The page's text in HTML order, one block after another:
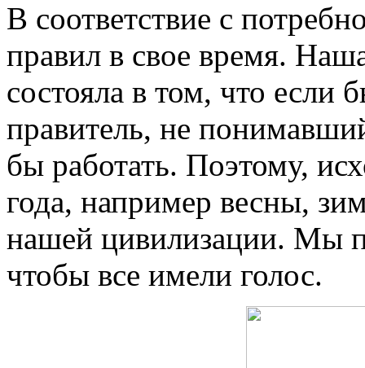
В соответствие с
правил в свое время.
состояла в том, что если
правитель, не
бы работать. Поэтому,
года, например весны,
нашей цивилизации. Мы
чтобы все имели голос.